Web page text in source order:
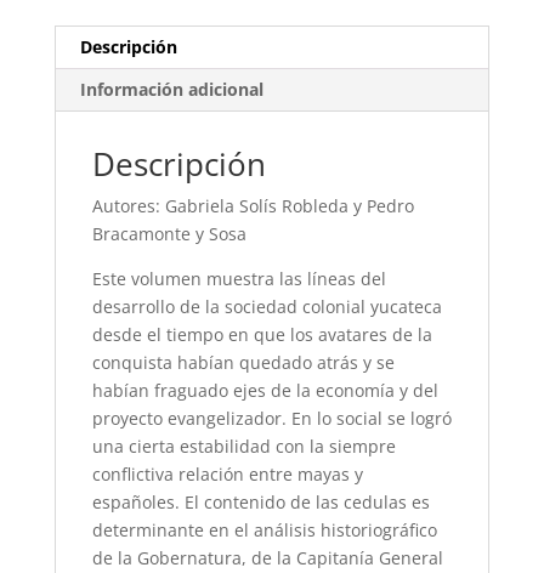
Descripción
Información adicional
Descripción
Autores: Gabriela Solís Robleda y Pedro
Bracamonte y Sosa
Este volumen muestra las líneas del
desarrollo de la sociedad colonial yucateca
desde el tiempo en que los avatares de la
conquista habían quedado atrás y se
habían fraguado ejes de la economía y del
proyecto evangelizador. En lo social se logró
una cierta estabilidad con la siempre
conflictiva relación entre mayas y
españoles. El contenido de las cedulas es
determinante en el análisis historiográfico
de la Gobernatura, de la Capitanía General